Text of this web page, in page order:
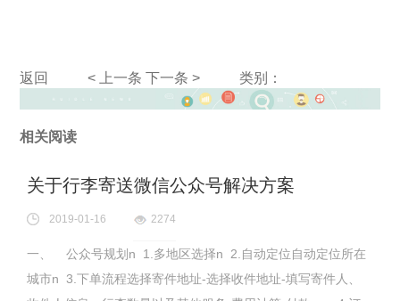
返回 < 上一条 下一条 > 类别：
相关阅读
关于行李寄送微信公众号解决方案
2019-01-16 2274
一、 公众号规划n 1.多地区选择n 2.自动定位自动定位所在
城市n 3.下单流程选择寄件地址-选择收件地址-填写寄件人、